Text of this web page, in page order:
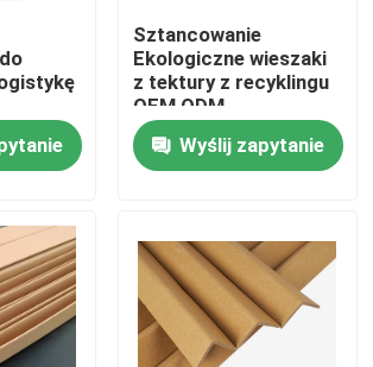
z papieru kraft
do pokrywania podłóg
arkusze podłogowe
pokrycie podłogowe ochronne
Sztancowanie
Ekologiczne wieszaki
z tektury z recyklingu
OEM ODM
Wyślij zapytanie